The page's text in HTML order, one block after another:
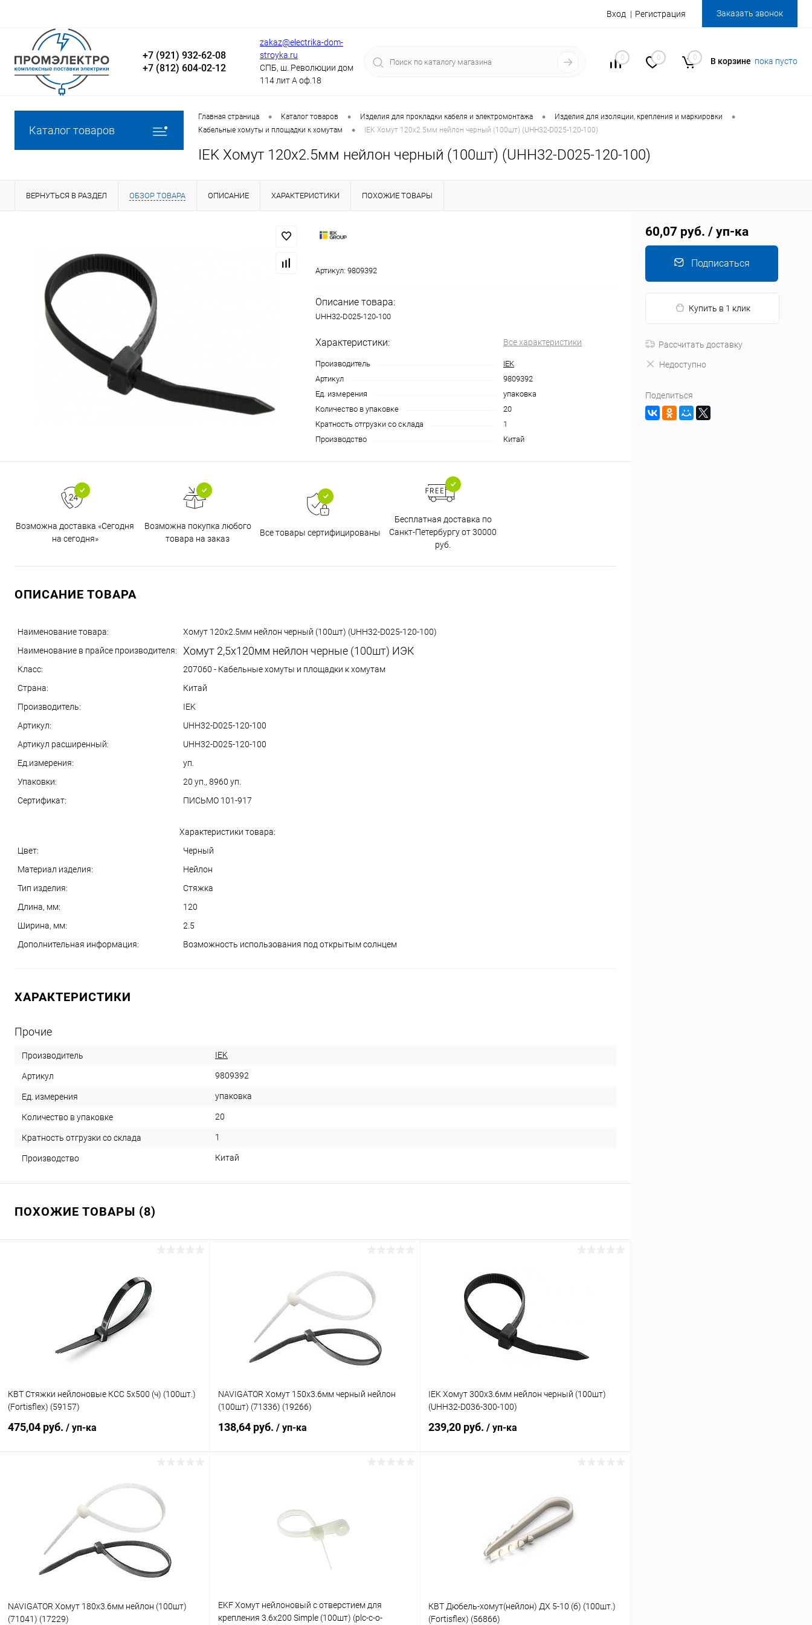
Вход Регистрация Заказать звонок
+7 (921) 932-62-08
+7 (812) 604-02-12
zakaz@electrika-dom-
stroyka.ru
СПБ, ш. Революции дом
114 лит А оф.18
0 0 0 В корзине пока пусто
Каталог товаров
Главная страница • Каталог товаров • Изделия для прокладки кабеля и электромонтажа • Изделия для изоляции, крепления и маркировки •
Кабельные хомуты и площадки к хомутам • IEK Хомут 120х2.5мм нейлон черный (100шт) (UHH32-D025-120-100)
IEK Хомут 120х2.5мм нейлон черный (100шт) (UHH32-D025-120-100)
ВЕРНУТЬСЯ В РАЗДЕЛ ОБЗОР ТОВАРА ОПИСАНИЕ ХАРАКТЕРИСТИКИ ПОХОЖИЕ ТОВАРЫ
Артикул: 9809392
Описание товара:
UHH32-D025-120-100
Характеристики: Все характеристики
Производитель
IEK
Артикул
9809392
Ед. измерения
упаковка
Количество в упаковке
20
Кратность отгрузки со склада
1
Производство
Китай
Возможна доставка «Сегодня
на сегодня»
Возможна покупка любого
товара на заказ
Все товары сертифицированы
Бесплатная доставка по
Санкт-Петербургу от 30000
руб.
ОПИСАНИЕ ТОВАРА
Наименование товара:
Хомут 120х2.5мм нейлон черный (100шт) (UHH32-D025-120-100)
Наименование в прайсе производителя:
Хомут 2,5х120мм нейлон черные (100шт) ИЭК
Класс:
207060 - Кабельные хомуты и площадки к хомутам
Страна:
Китай
Производитель:
IEK
Артикул:
UHH32-D025-120-100
Артикул расширенный:
UHH32-D025-120-100
Ед.измерения:
уп.
Упаковки:
20 уп., 8960 уп.
Сертификат:
ПИСЬМО 101-917
Характеристики товара:
Цвет:
Черный
Материал изделия:
Нейлон
Тип изделия:
Стяжка
Длина, мм:
120
Ширина, мм:
2.5
Дополнительная информация:
Возможность использования под открытым солнцем
ХАРАКТЕРИСТИКИ
Прочие
Производитель IEK
Артикул 9809392
Ед. измерения упаковка
Количество в упаковке 20
Кратность отгрузки со склада 1
Производство Китай
ПОХОЖИЕ ТОВАРЫ (8)
КВТ Стяжки нейлоновые КСС 5х500 (ч) (100шт.)
(Fortisflex) (59157)
475,04 руб. / уп-ка
К сравнению
В избранное В наличии
NAVIGATOR Хомут 150х3.6мм черный нейлон
(100шт) (71336) (19266)
138,64 руб. / уп-ка
В наличии
IEK Хомут 300х3.6мм нейлон черный (100шт)
(UHH32-D036-300-100)
239,20 руб. / уп-ка
К сравнению
В наличии
NAVIGATOR Хомут 180х3.6мм нейлон (100шт)
(71041) (17229)
EKF Хомут нейлоновый с отверстием для
крепления 3.6х200 Simple (100шт) (plc-c-o-
КВТ Дюбель-хомут(нейлон) ДХ 5-10 (б) (100шт.)
(Fortisflex) (56866)
60,07 руб. / уп-ка
Подписаться
Купить в 1 клик
Рассчитать доставку
Недоступно
Поделиться